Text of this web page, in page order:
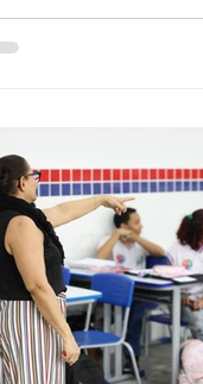
vão unir forças
que fortalece a
por meio das
Educação Antirracista,
Raciais e
Políticas para
o objetivo de
de gênero,
dos direitos